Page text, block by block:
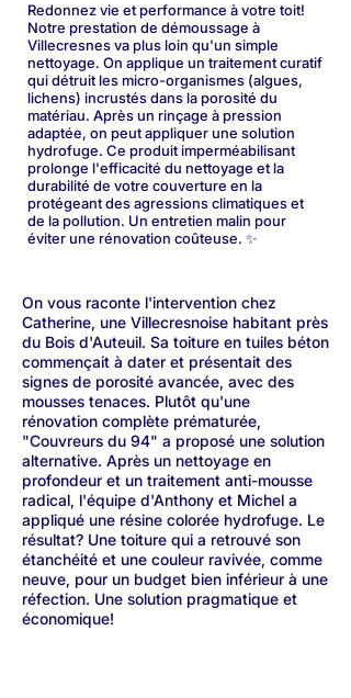
Redonnez vie et performance à votre toit!
Notre prestation de démoussage à
Villecresnes va plus loin qu'un simple
nettoyage. On applique un traitement curatif
qui détruit les micro-organismes (algues,
lichens) incrustés dans la porosité du
matériau. Après un rinçage à pression
adaptée, on peut appliquer une solution
hydrofuge. Ce produit imperméabilisant
prolonge l'efficacité du nettoyage et la
durabilité de votre couverture en la
protégeant des agressions climatiques et
de la pollution. Un entretien malin pour
éviter une rénovation coûteuse. ✨
On vous raconte l'intervention chez
Catherine, une Villecresnoise habitant près
du Bois d'Auteuil. Sa toiture en tuiles béton
commençait à dater et présentait des
signes de porosité avancée, avec des
mousses tenaces. Plutôt qu'une
rénovation complète prématurée,
"Couvreurs du 94" a proposé une solution
alternative. Après un nettoyage en
profondeur et un traitement anti-mousse
radical, l'équipe d'Anthony et Michel a
appliqué une résine colorée hydrofuge. Le
résultat? Une toiture qui a retrouvé son
étanchéité et une couleur ravivée, comme
neuve, pour un budget bien inférieur à une
réfection. Une solution pragmatique et
économique!